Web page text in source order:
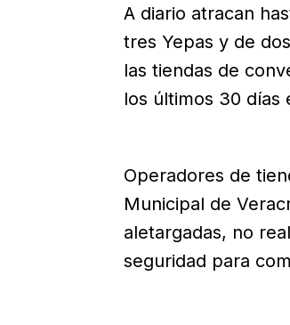
A diario atracan
tres Yepas y de
las tiendas de
los últimos 30 días
Operadores de
Municipal de
aletargadas, no
seguridad para